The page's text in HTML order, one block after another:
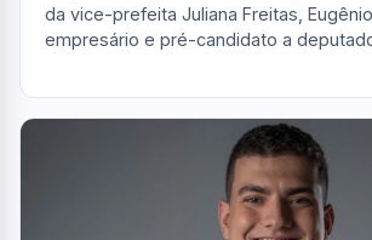
da vice-prefeita Juliana Freitas,
empresário e pré-candidato a